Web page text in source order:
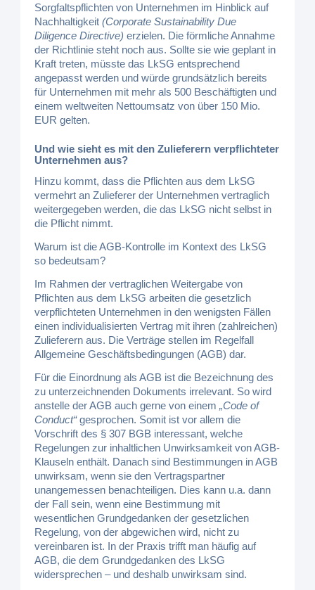
Sorgfaltspflichten von Unternehmen im Hinblick auf
Nachhaltigkeit(Corporate Sustainability Due
Diligence Directive) erzielen. Die förmliche Annahme
der Richtlinie steht noch aus. Sollte sie wie geplant in
Kraft treten, müsste das LkSG entsprechend
angepasst werden und würde grundsätzlich bereits
für Unternehmen mit mehr als 500 Beschäftigten und
einem weltweiten Nettoumsatz von über 150 Mio.
EUR gelten.
Und wie sieht es mit den Zulieferern verpflichteter
Unternehmen aus?
Hinzu kommt, dass die Pflichten aus dem LkSG
vermehrt an Zulieferer der Unternehmen vertraglich
weitergegeben werden, die das LkSG nicht selbst in
die Pflicht nimmt.
Warum ist die AGB-Kontrolle im Kontext des LkSG
so bedeutsam?
Im Rahmen der vertraglichen Weitergabe von
Pflichten aus dem LkSG arbeiten die gesetzlich
verpflichteten Unternehmen in den wenigsten Fällen
einen individualisierten Vertrag mit ihren (zahlreichen)
Zulieferern aus. Die Verträge stellen im Regelfall
Allgemeine Geschäftsbedingungen (AGB) dar.
Für die Einordnung als AGB ist die Bezeichnung des
zu unterzeichnenden Dokuments irrelevant. So wird
anstelle der AGB auch gerne von einem„Code of
Conduct“gesprochen. Somit ist vor allem die
Vorschrift des § 307 BGB interessant, welche
Regelungen zur inhaltlichen Unwirksamkeit von AGB-
Klauseln enthält. Danach sind Bestimmungen in AGB
unwirksam, wenn sie den Vertragspartner
unangemessen benachteiligen. Dies kann u.a. dann
der Fall sein, wenn eine Bestimmung mit
wesentlichen Grundgedanken der gesetzlichen
Regelung, von der abgewichen wird, nicht zu
vereinbaren ist. In der Praxis trifft man häufig auf
AGB, die dem Grundgedanken des LkSG
widersprechen – und deshalb unwirksam sind.